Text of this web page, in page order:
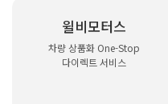
윌비모터스
차량 상품화 One-Stop
다이렉트 서비스